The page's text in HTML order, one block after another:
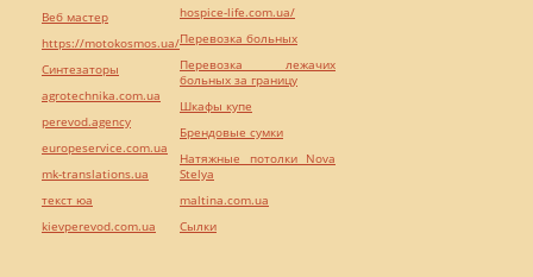
Веб мастер
https://motokosmos.ua/
Синтезаторы
agrotechnika.com.ua
perevod.agency
europeservice.com.ua
mk-translations.ua
текст юа
kievperevod.com.ua
hospice-life.com.ua/
Перевозка больных
Перевозка лежачих
больных за границу
Шкафы купе
Брендовые сумки
Натяжные потолки Nova
Stelya
maltina.com.ua
Cылки